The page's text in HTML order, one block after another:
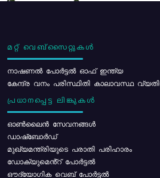
മറ്റ് വെബ്സൈറ്റുകൾ
നാഷണൽ പോർട്ടൽ ഓഫ് ഇന്ത്യ
കേന്ദ്ര വനം പരിസ്ഥിതി കാലാവസ്ഥ
പ്രധാനപ്പെട്ട ലിങ്കുകൾ
ഓൺലൈൻ സേവനങ്ങൾ
ഡാഷ്ബോർഡ്
മുഖ്യമന്ത്രിയുടെ പരാതി പരിഹാരം
ഡോക്യുമെൻ്റ് പോർട്ടൽ
ഔദ്യോഗിക വെബ് പോർട്ടൽ